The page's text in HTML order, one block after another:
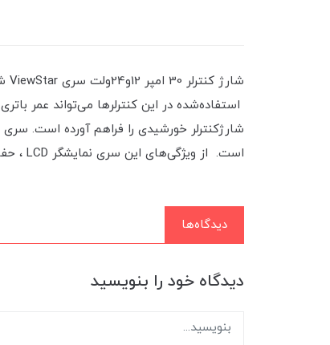
است. از ویژگی‌های این سری نمایشگر LCD ، حفاظت تمام الکترونیکی و پارامترهای قابل برنامه‌ریزی می‌باشد.
دیدگاه‌ها
دیدگاه خود را بنویسید